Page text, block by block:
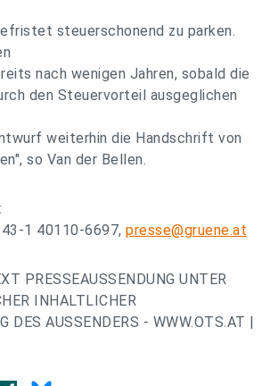
steuerschonend zu parken.
nach wenigen Jahren, sobald die
den Steuervorteil ausgeglichen
weiterhin die Handschrift von
so Van der Bellen.
1 40110-6697, presse@gruene.at
PRESSEAUSSENDUNG UNTER
INHALTLICHER
DES AUSSENDERS - WWW.OTS.AT |